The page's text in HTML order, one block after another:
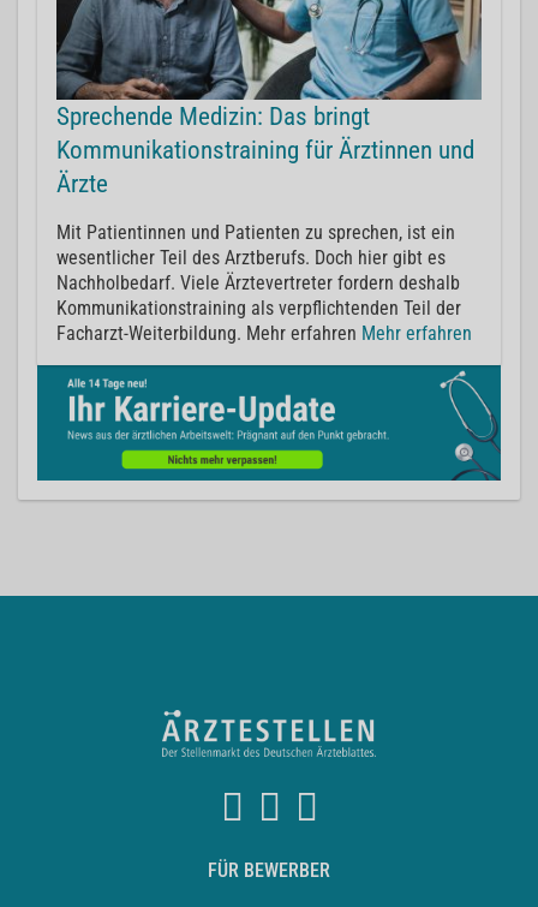
Sprechende Medizin: Das bringt
Kommunikationstraining für Ärztinnen und
Ärzte
Mit Patientinnen und Patienten zu sprechen, ist ein
wesentlicher Teil des Arztberufs. Doch hier gibt es
Nachholbedarf. Viele Ärztevertreter fordern deshalb
Kommunikationstraining als verpflichtenden Teil der
Facharzt-Weiterbildung. Mehr erfahren Mehr erfahren
FÜR BEWERBER